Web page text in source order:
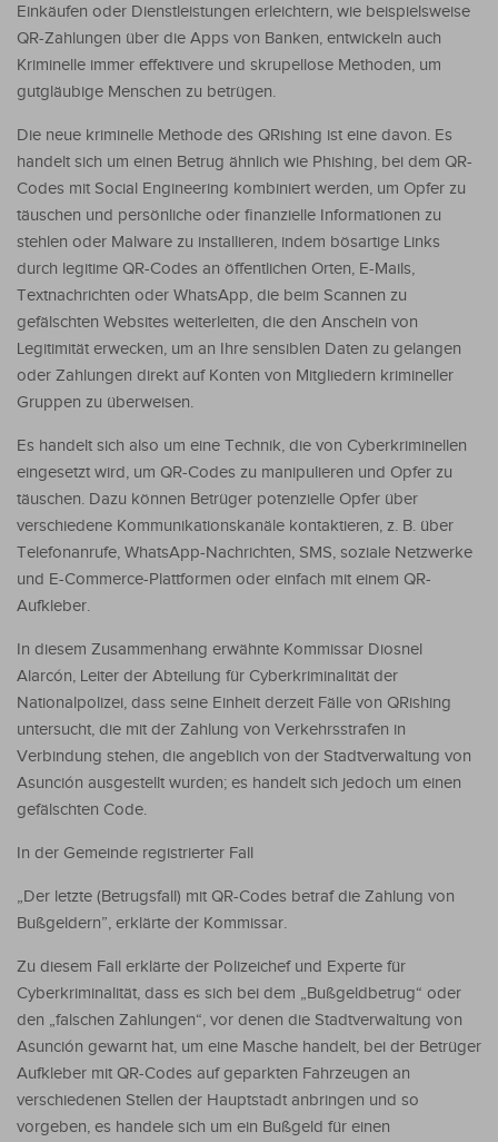
Einkäufen oder Dienstleistungen erleichtern, wie beispielsweise
QR-Zahlungen über die Apps von Banken, entwickeln auch
Kriminelle immer effektivere und skrupellose Methoden, um
gutgläubige Menschen zu betrügen.
Die neue kriminelle Methode des QRishing ist eine davon. Es
handelt sich um einen Betrug ähnlich wie Phishing, bei dem QR-
Codes mit Social Engineering kombiniert werden, um Opfer zu
täuschen und persönliche oder finanzielle Informationen zu
stehlen oder Malware zu installieren, indem bösartige Links
durch legitime QR-Codes an öffentlichen Orten, E-Mails,
Textnachrichten oder WhatsApp, die beim Scannen zu
gefälschten Websites weiterleiten, die den Anschein von
Legitimität erwecken, um an Ihre sensiblen Daten zu gelangen
oder Zahlungen direkt auf Konten von Mitgliedern krimineller
Gruppen zu überweisen.
Es handelt sich also um eine Technik, die von Cyberkriminellen
eingesetzt wird, um QR-Codes zu manipulieren und Opfer zu
täuschen. Dazu können Betrüger potenzielle Opfer über
verschiedene Kommunikationskanäle kontaktieren, z. B. über
Telefonanrufe, WhatsApp-Nachrichten, SMS, soziale Netzwerke
und E-Commerce-Plattformen oder einfach mit einem QR-
Aufkleber.
In diesem Zusammenhang erwähnte Kommissar Diosnel
Alarcón, Leiter der Abteilung für Cyberkriminalität der
Nationalpolizei, dass seine Einheit derzeit Fälle von QRishing
untersucht, die mit der Zahlung von Verkehrsstrafen in
Verbindung stehen, die angeblich von der Stadtverwaltung von
Asunción ausgestellt wurden; es handelt sich jedoch um einen
gefälschten Code.
In der Gemeinde registrierter Fall
„Der letzte (Betrugsfall) mit QR-Codes betraf die Zahlung von
Bußgeldern”, erklärte der Kommissar.
Zu diesem Fall erklärte der Polizeichef und Experte für
Cyberkriminalität, dass es sich bei dem „Bußgeldbetrug“ oder
den „falschen Zahlungen“, vor denen die Stadtverwaltung von
Asunción gewarnt hat, um eine Masche handelt, bei der Betrüger
Aufkleber mit QR-Codes auf geparkten Fahrzeugen an
verschiedenen Stellen der Hauptstadt anbringen und so
vorgeben, es handele sich um ein Bußgeld für einen